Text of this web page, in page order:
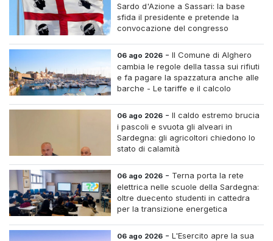
Sardo d'Azione a Sassari: la base
sfida il presidente e pretende la
convocazione del congresso
06 ago 2026 -Il Comune di Alghero
cambia le regole della tassa sui rifiuti
e fa pagare la spazzatura anche alle
barche - Le tariffe e il calcolo
06 ago 2026 -Il caldo estremo brucia
i pascoli e svuota gli alveari in
Sardegna: gli agricoltori chiedono lo
stato di calamità
06 ago 2026 - Terna porta la rete
elettrica nelle scuole della Sardegna:
oltre duecento studenti in cattedra
per la transizione energetica
06 ago 2026 -L'Esercito apre la sua